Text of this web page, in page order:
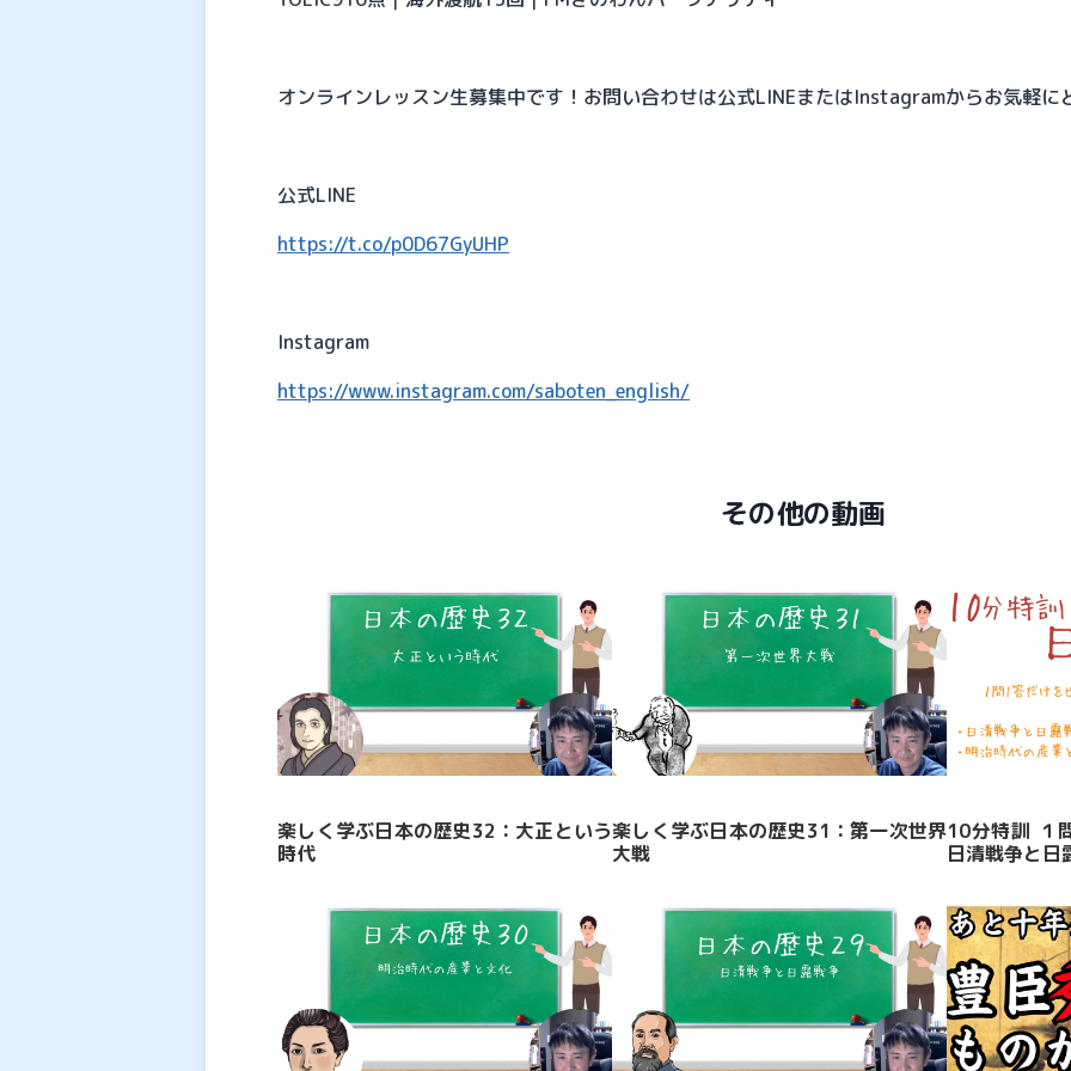
オンラインレッスン生募集中です！お問い合わせは公式LINEまたはInstagramからお気軽に
公式LINE
https://t.co/p0D67GyUHP
Instagram
https://www.instagram.com/saboten_english/
その他の動画
楽しく学ぶ日本の歴史32：大正という
時代
楽しく学ぶ日本の歴史31：第一次世界
大戦
10分特訓 １
日清戦争と日